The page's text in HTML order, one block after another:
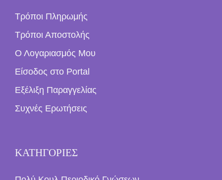
Τρόποι Πληρωμής
Τρόποι Αποστολής
Ο Λογαριασμός Μου
Είσοδος στο Portal
Εξέλιξη Παραγγελίας
Συχνές Ερωτήσεις
ΚΑΤΗΓΟΡΙΕΣ